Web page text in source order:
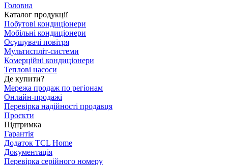
Головна
Каталог продукції
Побутові кондиціонери
Мобільні кондиціонери
Осушувачі повітря
Мультиспліт-системи
Комерційні кондиціонери
Теплові насоси
Де купити?
Мережа продаж по регіонам
Онлайн-продажі
Перевірка надійності продавця
Проєкти
Підтримка
Гарантія
Додаток TCL Home
Документація
Перевірка серійного номеру